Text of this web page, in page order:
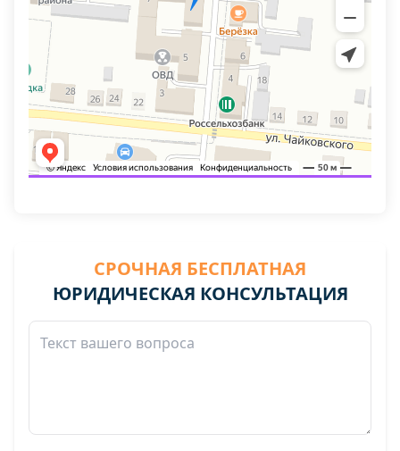
СРОЧНАЯ БЕСПЛАТНАЯ
ЮРИДИЧЕСКАЯ КОНСУЛЬТАЦИЯ